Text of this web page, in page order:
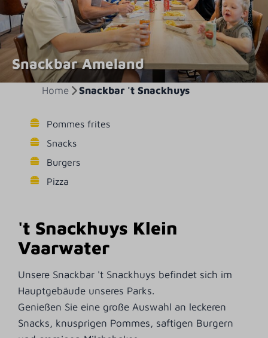
Snackbar Ameland
Home Snackbar 't Snackhuys
Pommes frites
Snacks
Burgers
Pizza
't Snackhuys Klein
Vaarwater
Unsere Snackbar 't Snackhuys befindet sich im
Hauptgebäude unseres Parks.
Genießen Sie eine große Auswahl an leckeren
Snacks, knusprigen Pommes, saftigen Burgern